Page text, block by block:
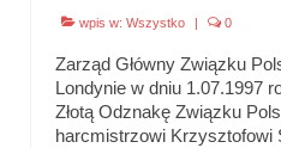
wpis w: Wszystko | 0
Zarząd Główny Związku
Londynie w dniu 1.07.1997
Złotą Odznakę Związku
harcmistrzowi Krzysztofowi